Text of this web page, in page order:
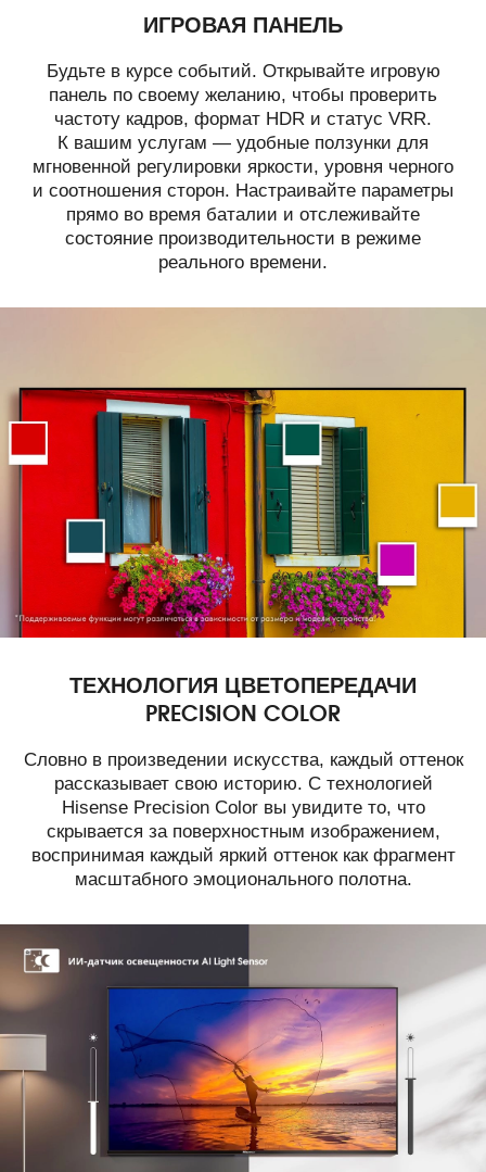
ИГРОВАЯ ПАНЕЛЬ
Будьте в курсе событий. Открывайте игровую
панель по своему желанию, чтобы проверить
частоту кадров, формат HDR и статус VRR.
К вашим услугам — удобные ползунки для
мгновенной регулировки яркости, уровня черного
и соотношения сторон. Настраивайте параметры
прямо во время баталии и отслеживайте
состояние производительности в режиме
реального времени.
ТЕХНОЛОГИЯ ЦВЕТОПЕРЕДАЧИ
PRECISION COLOR
Словно в произведении искусства, каждый оттенок
рассказывает свою историю. С технологией
Hisense Precision Color вы увидите то, что
скрывается за поверхностным изображением,
воспринимая каждый яркий оттенок как фрагмент
масштабного эмоционального полотна.